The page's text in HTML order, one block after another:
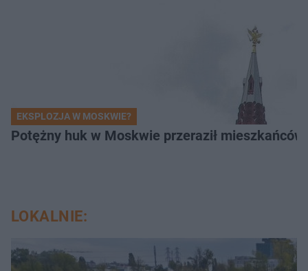
EKSPLOZJA W MOSKWIE?
Potężny huk w Moskwie przeraził
LOKALNIE: